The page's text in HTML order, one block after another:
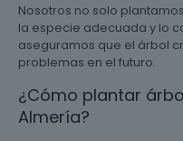
Nosotros no solo
la especie adecuada y lo
aseguramos que el árbol
problemas en el futuro.
¿Cómo plantar
Almería?